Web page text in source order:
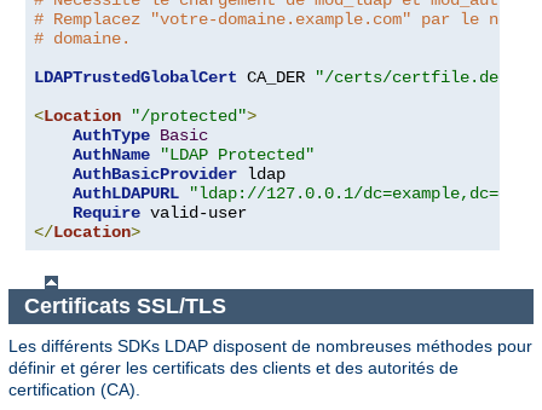
# Remplacez "votre-domaine.example.com" par le nom
# domaine.
LDAPTrustedGlobalCert CA_DER
"/certs/certfile.der"
<Location "/protected">
AuthType Basic
AuthName
"LDAP Protected"
AuthBasicProvider ldap
AuthLDAPURL
"ldap://127.0.0.1/
Require
</Location>
Certificats SSL/TLS
Les différents SDKs LDAP disposent de nombreuses méthodes pour
définir et gérer les certificats des clients et des autorités de
certification (CA).